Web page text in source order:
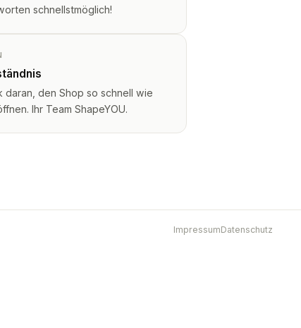
schnellstmöglich!
daran, den Shop so schnell wie
Ihr Team ShapeYOU.
ImpressumDatenschutz